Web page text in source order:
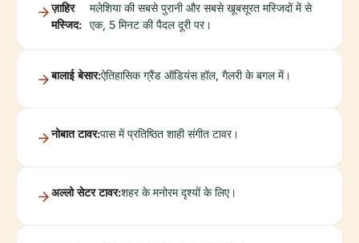
ज़ाहिर
मस्जिद:
मलेशिया की सबसे पुरानी और सबसे खूबसूरत मस्जिदों में से
एक, 5 मिनट की पैदल दूरी पर।
बालाई बेसार:ऐतिहासिक ग्रैंड ऑडियंस हॉल, गैलरी के बगल में।
नोबात टावर:पास में प्रतिष्ठित शाही संगीत टावर।
अल्लो सेटर टावर:शहर के मनोरम दृश्यों के लिए।